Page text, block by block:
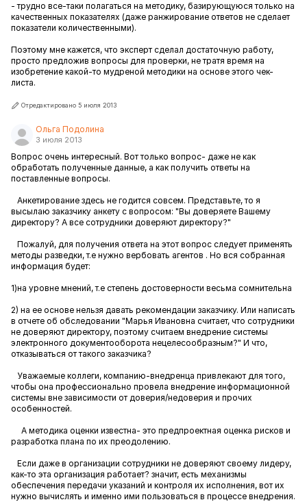
- трудно все-таки полагаться на методику, базирующуюся только на
качественных показателях (даже ранжирование ответов не сделает
показатели количественными).
Поэтому мне кажется, что эксперт сделал достаточную работу,
просто предложив вопросы для проверки, не тратя время на
изобретение какой-то мудреной методики на основе этого чек-
листа.
Отредактировано 5 июля 2013
Ольга Подолина
3 июля 2013
Вопрос очень интересный. Вот только вопрос- даже не как
обработать полученные данные, а как получить ответы на
поставленные вопросы.
Анкетирование здесь не годится совсем. Представьте, то я
высылаю заказчику анкету с вопросом: "Вы доверяете Вашему
директору? А все сотрудники доверяют директору?"
Пожалуй, для получения ответа на этот вопрос следует применять
методы разведки, т.е нужно вербовать агентов . Но вся собранная
информация будет:
1)на уровне мнений, т.е степень достоверности весьма сомнительна
2) на ее основе нельзя давать рекомендации заказчику. Или написать
в отчете об обследовании "Марья Ивановна считает, что сотрудники
не доверяют директору, поэтому считаем внедрение системы
электронного документооборота нецелесообразным?" И что,
отказываться от такого заказчика?
Уважаемые коллеги, компанию-внедренца привлекают для того,
чтобы она профессионально провела внедрение информационной
системы вне зависимости от доверия/недоверия и прочих
особенностей.
А методика оценки известна- это предпроектная оценка рисков и
разработка плана по их преодолению.
Если даже в организации сотрудники не доверяют своему лидеру,
как-то эта организация работает? значит, есть механизмы
обеспечения передачи указаний и контроля их исполнения, вот их
нужно вычислять и именно ими пользоваться в процессе внедрения.